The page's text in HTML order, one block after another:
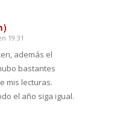
19:31
además el
bastantes
mis lecturas.
el año siga igual.